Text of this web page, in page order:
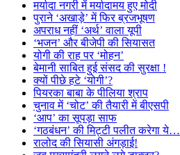
मर्यादा नगरी में मर्यादामय हुए मोदी
पुराने ‘अखाड़े’ में फिर ब्रजभूषण
अपराध नहीं ‘अर्थ’ वाला यूपी
‘भजन’ और बीजेपी की सियासत
योगी की राह पर ‘मोहन’
बेमानी साबित हुई संसद की सुरक्षा !
क्यों पीछे हटे ‘योगी’?
पियरका बाबा के पीलिया श्राप
चुनाव में ‘चोट’ की तैयारी में बीएसपी
‘आप’ का सूपड़ा साफ
‘गठबंधन’ की मिट्टी पलीत करेगा ये…
रालोद की सियासी अंगड़ाई!